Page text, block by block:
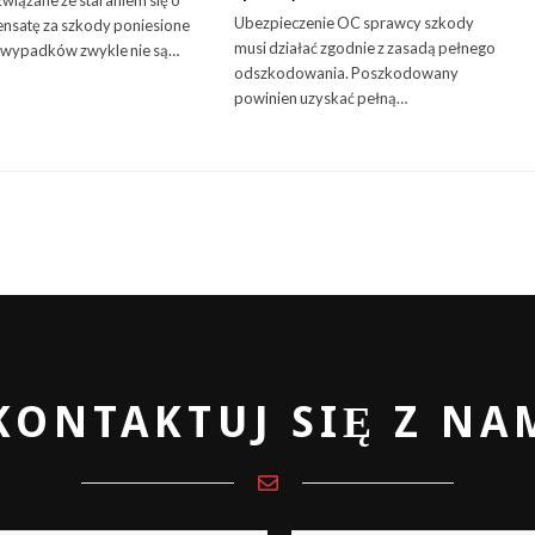
za szkody poniesione
zwykle nie są…
Ubezpieczenie OC sprawcy szkody
musi działać zgodnie z zasadą pełnego
odszkodowania. Poszkodowany
powinien uzyskać pełną…
SIĘ Z